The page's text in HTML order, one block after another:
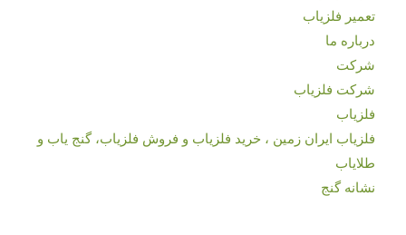
تعمیر فلزیاب
درباره ما
شرکت
شرکت فلزیاب
فلزیاب
فلزیاب ایران زمین ، خرید فلزیاب و فروش فلزیاب، گنج یاب و
طلایاب
نشانه گنج